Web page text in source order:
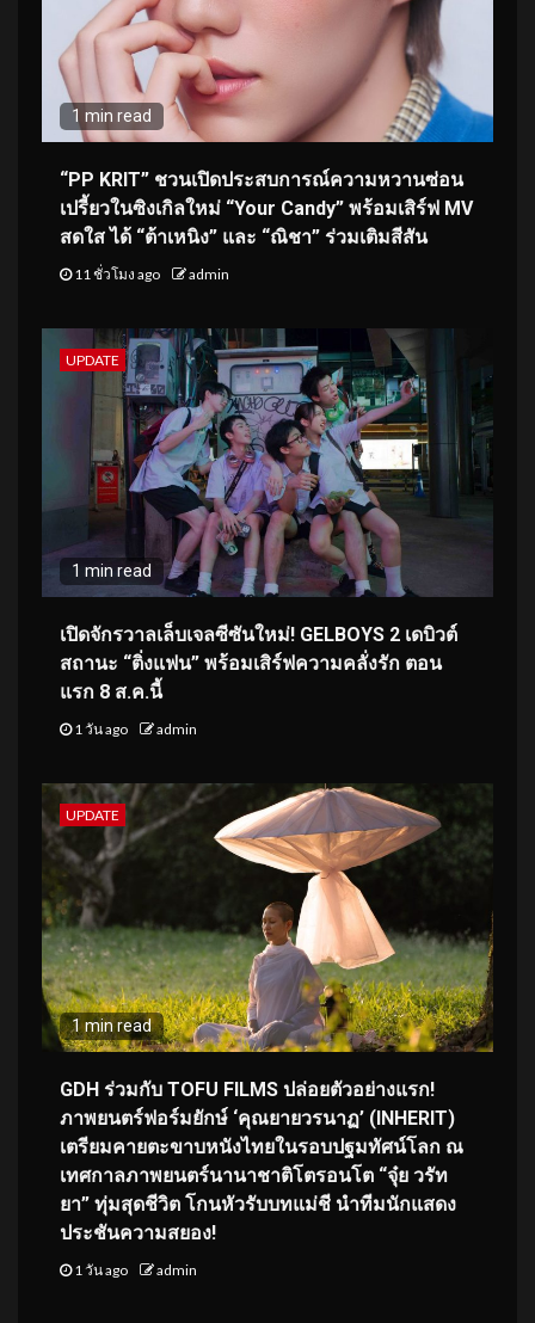
1 min read
“PP KRIT” ชวนเปิดประสบการณ์ความหวานซ่อน
เปรี้ยวในซิงเกิลใหม่ “Your Candy” พร้อมเสิร์ฟ MV
สดใส ได้ “ต้าเหนิง” และ “ณิชา” ร่วมเติมสีสัน
11 ชั่วโมง ago admin
UPDATE
1 min read
เปิดจักรวาลเล็บเจลซีซันใหม่! GELBOYS 2 เดบิวต์
สถานะ “ติ่งแฟน” พร้อมเสิร์ฟความคลั่งรัก ตอน
แรก 8 ส.ค.นี้
1 วัน ago admin
UPDATE
1 min read
GDH ร่วมกับ TOFU FILMS ปล่อยตัวอย่างแรก!
ภาพยนตร์ฟอร์มยักษ์ ‘คุณยายวรนาฏ’ (INHERIT)
เตรียมคายตะขาบหนังไทยในรอบปฐมทัศน์โลก ณ
เทศกาลภาพยนตร์นานาชาติโตรอนโต “จุ๋ย วรัท
ยา” ทุ่มสุดชีวิต โกนหัวรับบทแม่ชี นำทีมนักแสดง
ประชันความสยอง!
1 วัน ago admin